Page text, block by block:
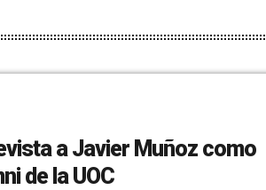
a Javier Muñoz como
de la UOC